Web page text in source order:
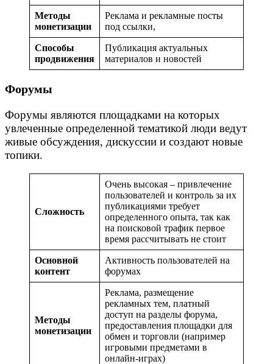
Методы
монетизации
Реклама и рекламные посты
под ссылки,
Способы
продвижения
Публикация актуальных
материалов и новостей
Форумы
Форумы являются площадками на которых
увлеченные определенной тематикой люди ведут
живые обсуждения, дискуссии и создают новые
топики.
Сложность
Очень высокая – привлечение
пользователей и контроль за их
публикациями требует
определенного опыта, так как
на поисковой трафик первое
время рассчитывать не стоит
Основной
контент
Активность пользователей на
форумах
Методы
монетизации
Реклама, размещение
рекламных тем, платный
доступ на разделы форума,
предоставления площадки для
обмен и торговли (например
игровыми предметами в
онлайн-играх)